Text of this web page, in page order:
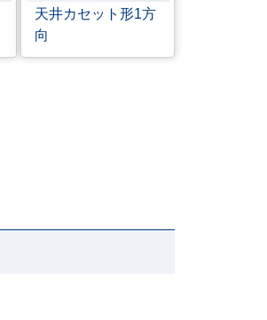
天井カセット形1方
向